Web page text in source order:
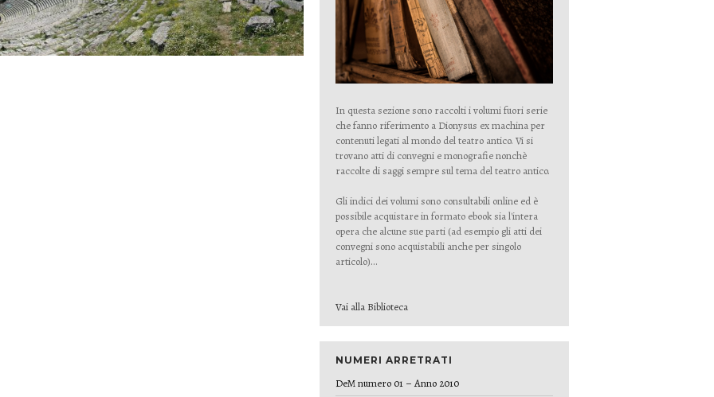
In questa sezione sono raccolti i volumi fuori serie
che fanno riferimento a Dionysus ex machina per
contenuti legati al mondo del teatro antico. Vi si
trovano atti di convegni e monografie nonchè
raccolte di saggi sempre sul tema del teatro antico.
Gli indici dei volumi sono consultabili online ed è
possibile acquistare in formato ebook sia l'intera
opera che alcune sue parti (ad esempio gli atti dei
convegni sono acquistabili anche per singolo
articolo)...
Vai alla Biblioteca
NUMERI ARRETRATI
DeM numero 01 – Anno 2010